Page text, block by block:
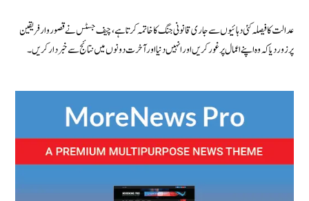
عدالت کا فیصلہ کئی دہائیوں سے جاری قانونی جنگ کا خاتمہ کرتا ہے، چیف جسٹس نے قصوروار فریقین
پر زور دیا کہ وہ اپنے اعمال پر غور کریں اور انہیں دنیا اور آخرت دونوں میں نتائج سے خبردار کریں۔